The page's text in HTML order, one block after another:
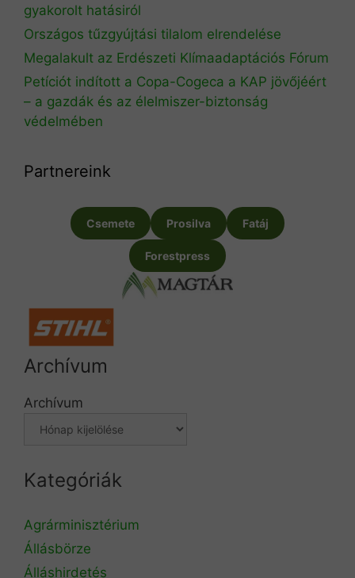
gyakorolt hatásiról
Országos tűzgyújtási tilalom elrendelése
Megalakult az Erdészeti Klímaadaptációs Fórum
Petíciót indított a Copa-Cogeca a KAP jövőjéért
– a gazdák és az élelmiszer-biztonság
védelmében
Partnereink
Csemete Prosilva Fatáj
Forestpress
Archívum
Archívum
Kategóriák
Agrárminisztérium
Állásbörze
Álláshirdetés